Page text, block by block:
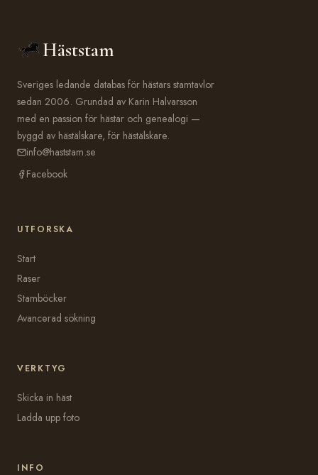
Häststam
Sveriges ledande databas för hästars stamtavlor
sedan 2006. Grundad av Karin Halvarsson
med en passion för hästar och genealogi —
byggd av hästälskare, för hästälskare.
info@haststam.se
Facebook
UTFORSKA
Start
Raser
Stamböcker
Avancerad sökning
VERKTYG
Skicka in häst
Ladda upp foto
INFO